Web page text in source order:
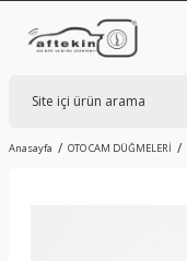
Anasayfa OTO CAM DÜĞMELERİ